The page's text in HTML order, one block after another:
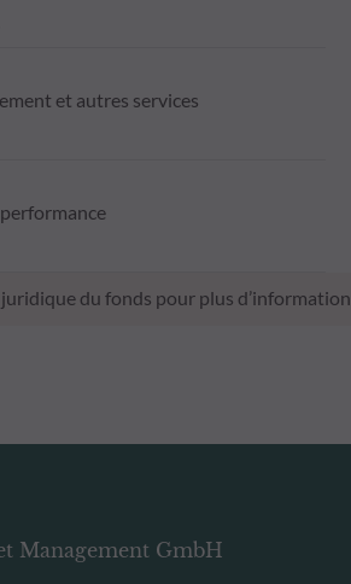
et autres services
du fonds pour plus d’information.
Management GmbH